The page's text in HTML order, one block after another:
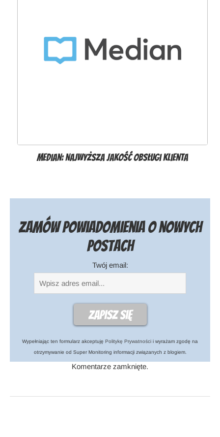
Median: Najwyższa jakość obsługi klienta
Zamów powiadomienia o nowych
postach
Twój email:
Wypełniając ten formularz akceptuję Politykę Prywatności i wyrażam zgodę na
otrzymywanie od Super Monitoring informacji związanych z blogiem.
Komentarze zamknięte.